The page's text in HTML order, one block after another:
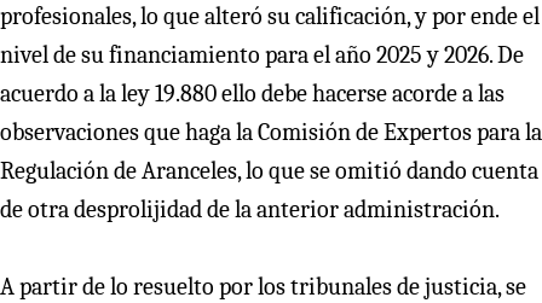
profesionales, lo que alteró su calificación, y por ende el
nivel de su financiamiento para el año 2025 y 2026. De
acuerdo a la ley 19.880 ello debe hacerse acorde a las
observaciones que haga la Comisión de Expertos para la
Regulación de Aranceles, lo que se omitió dando cuenta
de otra desprolijidad de la anterior administración.
A partir de lo resuelto por los tribunales de justicia, se